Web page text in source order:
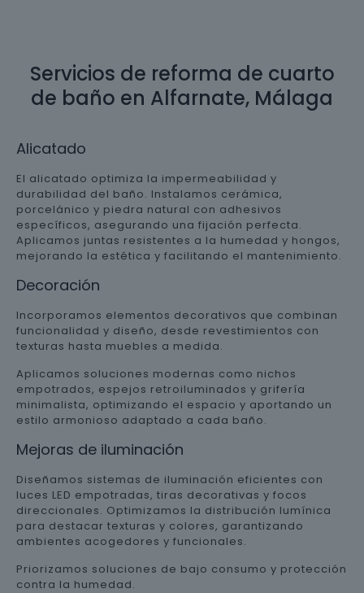
Servicios de reforma de cuarto
de baño en Alfarnate, Málaga
Alicatado
El alicatado optimiza la impermeabilidad y
durabilidad del baño. Instalamos cerámica,
porcelánico y piedra natural con adhesivos
específicos, asegurando una fijación perfecta.
Aplicamos juntas resistentes a la humedad y hongos,
mejorando la estética y facilitando el mantenimiento.
Decoración
Incorporamos elementos decorativos que combinan
funcionalidad y diseño, desde revestimientos con
texturas hasta muebles a medida.
Aplicamos soluciones modernas como nichos
empotrados, espejos retroiluminados y grifería
minimalista, optimizando el espacio y aportando un
estilo armonioso adaptado a cada baño.
Mejoras de iluminación
Diseñamos sistemas de iluminación eficientes con
luces LED empotradas, tiras decorativas y focos
direccionales. Optimizamos la distribución lumínica
para destacar texturas y colores, garantizando
ambientes acogedores y funcionales.
Priorizamos soluciones de bajo consumo y protección
contra la humedad.